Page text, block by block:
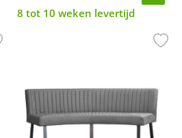
8 tot 10 weken levertijd